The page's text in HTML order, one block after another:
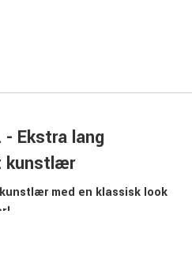
- Ekstra lang
kunstlær
med en klassisk look
stå bredbent og ha gitaren ved
for deg!